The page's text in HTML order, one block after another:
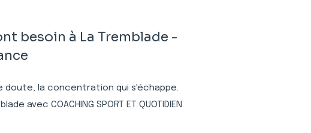
besoin à La Tremblade -
doute, la concentration qui s'échappe.
COACHING SPORT ET QUOTIDIEN.